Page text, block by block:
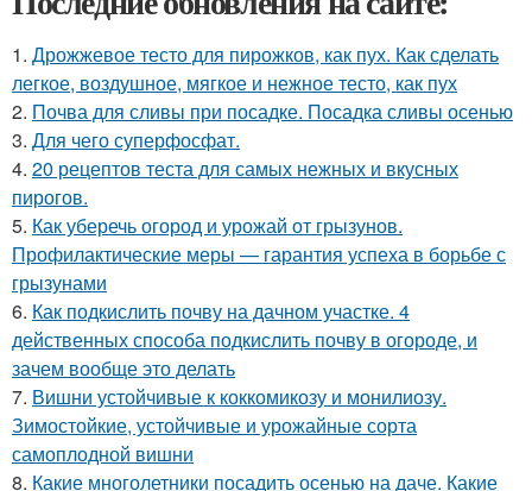
1. Дрожжевое тесто для пирожков, как пух. Как сделать
легкое, воздушное, мягкое и нежное тесто, как пух
2. Почва для сливы при посадке. Посадка сливы осенью
3. Для чего суперфосфат.
4. 20 рецептов теста для самых нежных и вкусных
пирогов.
5. Как уберечь огород и урожай от грызунов.
Профилактические меры — гарантия успеха в борьбе с
грызунами
6. Как подкислить почву на дачном участке. 4
действенных способа подкислить почву в огороде, и
зачем вообще это делать
7. Вишни устойчивые к коккомикозу и монилиозу.
Зимостойкие, устойчивые и урожайные сорта
самоплодной вишни
8. Какие многолетники посадить осенью на даче. Какие